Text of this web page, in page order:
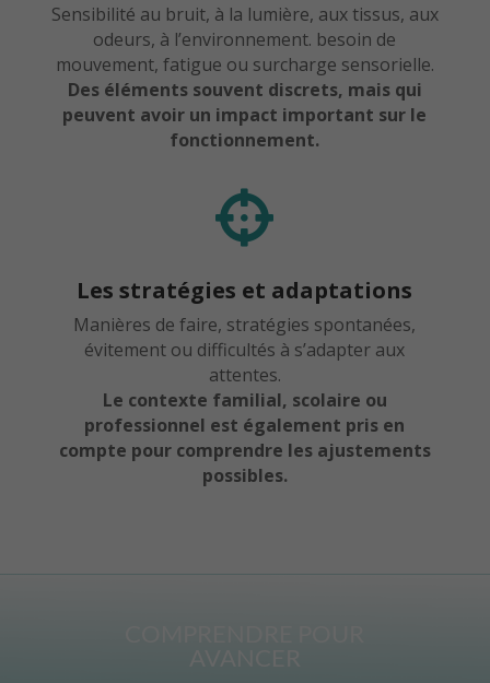
Sensibilité au bruit, à la lumière, aux tissus, aux
odeurs, à l’environnement. besoin de
mouvement, fatigue ou surcharge sensorielle.
Des éléments souvent discrets, mais qui
peuvent avoir un impact important sur le
fonctionnement.

Les stratégies et adaptations
Manières de faire, stratégies spontanées,
évitement ou difficultés à s’adapter aux
attentes.
Le contexte familial, scolaire ou
professionnel est également pris en
compte pour comprendre les ajustements
possibles.